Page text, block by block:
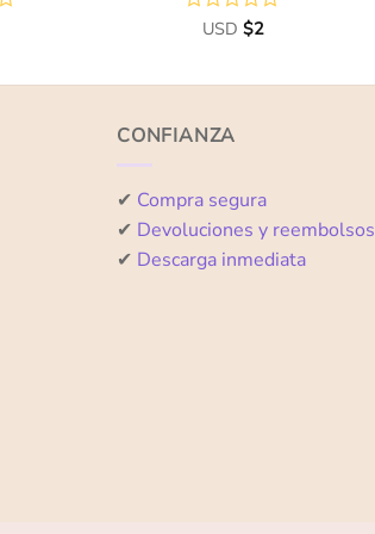
Valorado
de
USD $2
CONFIANZA
✔ Compra segura
✔ Devoluciones y reembolsos
✔ Descarga inmediata